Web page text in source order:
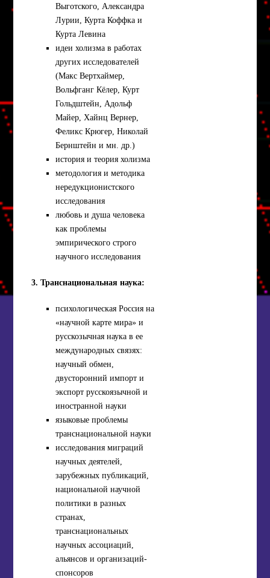
Выготского, Александра
Лурии, Курта Коффка и
Курта Левина
идеи холизма в работах
других исследователей
(Макс Вертхаймер,
Вольфганг Кёлер, Курт
Гольдштейн, Адольф
Майер, Хайнц Вернер,
Феликс Крюгер, Николай
Бернштейн и мн. др.)
история и теория холизма
методология и методика
нередукционистского
исследования
любовь и душа человека
как проблемы
эмпирического строго
научного исследования
3. Транснациональная наука:
психологическая Россия на
«научной карте мира» и
русскозычная наука в ее
международных связях:
научный обмен,
двусторонний импорт и
экспорт русскоязычной и
иностранной науки
языковые проблемы
транснациональной науки
исследования миграций
научных деятелей,
зарубежных публикаций,
национальной научной
политики в разных
странах,
транснациональных
научных ассоциаций,
альянсов и организаций-
спонсоров